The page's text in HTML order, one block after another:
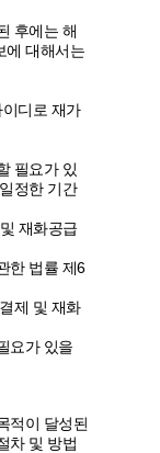
후에는 해
에 대해서는
디로 재가
필요가 있
정한 기간
재화공급
한 법률 제6
제 및 재화
요가 있을
적이 달성된
차 및 방법